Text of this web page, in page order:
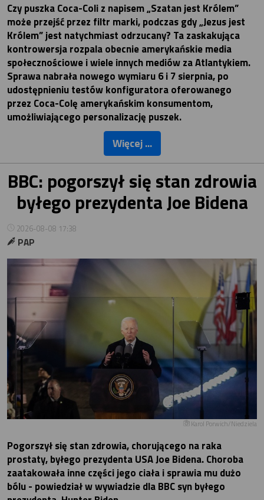
Czy puszka Coca-Coli z napisem „Szatan jest Królem”
może przejść przez filtr marki, podczas gdy „Jezus jest
Królem” jest natychmiast odrzucany? Ta zaskakująca
kontrowersja rozpala obecnie amerykańskie media
społecznościowe i wiele innych mediów za Atlantykiem.
Sprawa nabrała nowego wymiaru 6 i 7 sierpnia, po
udostępnieniu testów konfiguratora oferowanego
przez Coca-Colę amerykańskim konsumentom,
umożliwiającego personalizację puszek.
Więcej ...
BBC: pogorszył się stan zdrowia
byłego prezydenta Joe Bidena
2026-08-08 17:38
PAP
Karol Porwich/Niedziela
Pogorszył się stan zdrowia, chorującego na raka
prostaty, byłego prezydenta USA Joe Bidena. Choroba
zaatakowała inne części jego ciała i sprawia mu dużo
bólu - powiedział w wywiadzie dla BBC syn byłego